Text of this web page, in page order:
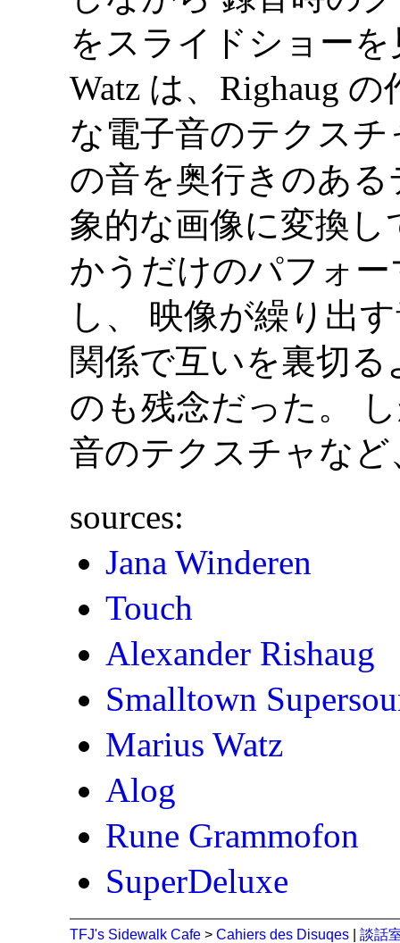
をスライドショー
Watz は、Righaug
な電子音のテクスチ
の音を奥行きのあ
象的な画像に変換し
かうだけのパフォ
し、 映像が繰り出
関係で互いを裏切
のも残念だった。
音のテクスチャな
sources:
Jana Winderen
Touch
Alexander Rishaug
Smalltown
Marius Watz
Alog
Rune Grammofon
SuperDeluxe
TFJ's Sidewalk Cafe >Cahiers des Disuqes |談話